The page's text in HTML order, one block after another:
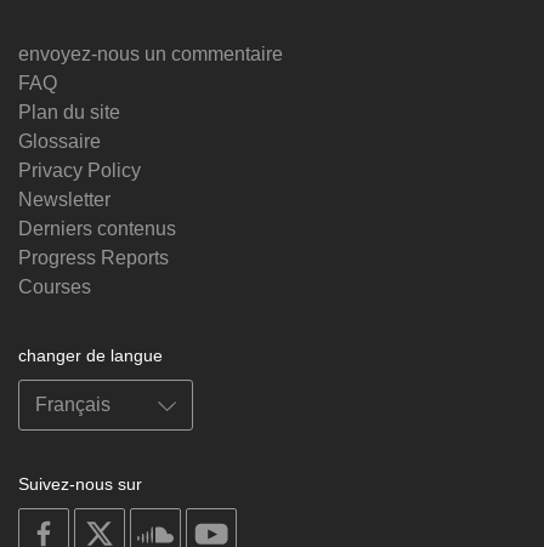
envoyez-nous un commentaire
FAQ
Plan du site
Glossaire
Privacy Policy
Newsletter
Derniers contenus
Progress Reports
Courses
changer de langue
Suivez-nous sur
on
facebook
soundcloud